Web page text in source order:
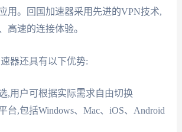
用。回国加速器采用先进的VPN技术,
高速的连接体验。
器还具有以下优势:
,用户可根据实际需求自由切换
台,包括Windows、Mac、iOS、Android